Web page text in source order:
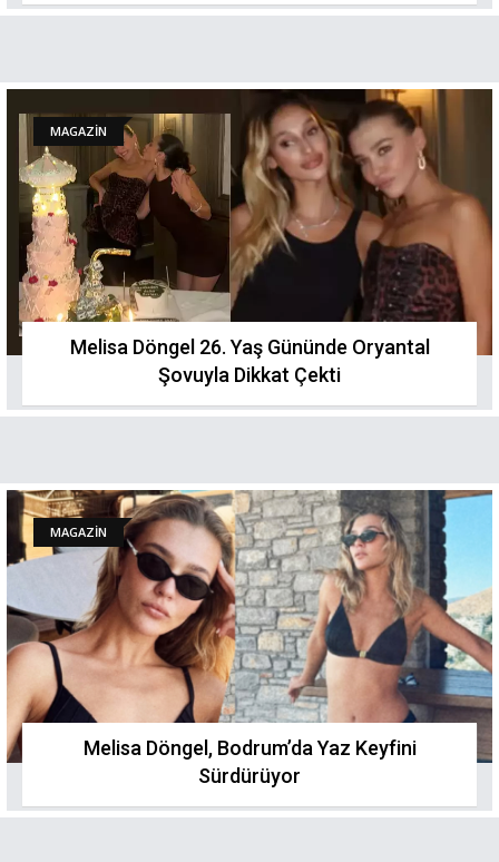
MAGAZİN
Melisa Döngel 26. Yaş Gününde Oryantal
Şovuyla Dikkat Çekti
MAGAZİN
Melisa Döngel, Bodrum’da Yaz Keyfini
Sürdürüyor